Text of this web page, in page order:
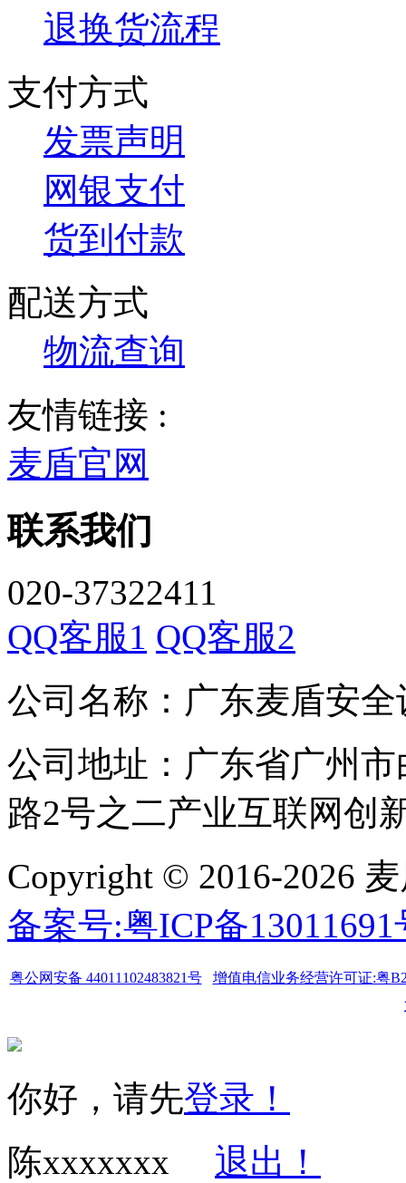
退换货流程
支付方式
发票声明
网银支付
货到付款
配送方式
物流查询
友情链接 :
麦盾官网
联系我们
020-37322411
QQ客服1 QQ客服2
公司名称：广东麦盾安
公司地址：广东省广州
路2号之二产业互联网创
Copyright © 2016-2026
备案号:粤ICP备13011691
粤公网安备 44011102483821号
增值电信业务经营许可证:粤
你好，请先登录！
陈xxxxxxx
退出！